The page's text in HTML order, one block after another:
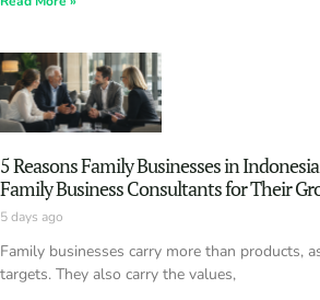
5 Reasons Family Businesses in
Family Business Consultants for Their
5 days ago
Family businesses carry more than products,
targets. They also carry the values,